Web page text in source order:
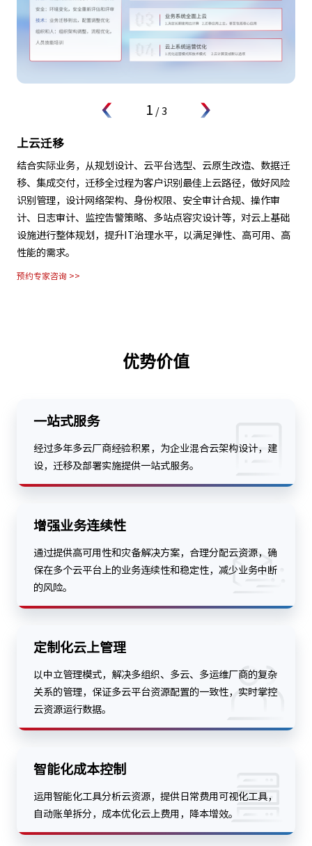
2 / 3
云成本管理FinOps
监控业务系统资源开销，对资源的消耗精确计量，实现费用的透
明化管理，不断提升资源使用率，调整资源购买方式，降低资源
费用成本，用云成本可预测、用云费用可优化，云资源配额有据
可依。
预约专家咨询 >>
经过多年多云厂商经验积累，为企业混合云架构设计，建
设，迁移及部署实施提供一站式服务。
增强业务连续性
通过提供高可用性和灾备解决方案，合理分配云资源，确
保在多个云平台上的业务连续性和稳定性，减少业务中断
的风险。
定制化云上管理
以中立管理模式，解决多组织、多云、多运维厂商的复杂
关系的管理，保证多云平台资源配置的一致性，实时掌控
云资源运行数据。
智能化成本控制
运用智能化工具分析云资源，提供日常费用可视化工具，
自动账单拆分，成本优化云上费用，降本增效。
合规支持及安全保障